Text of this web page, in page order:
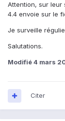
Attention, sur leur
4.4 envoie sur le
Je surveille
Salutations.
Modifié4 mars
Citer